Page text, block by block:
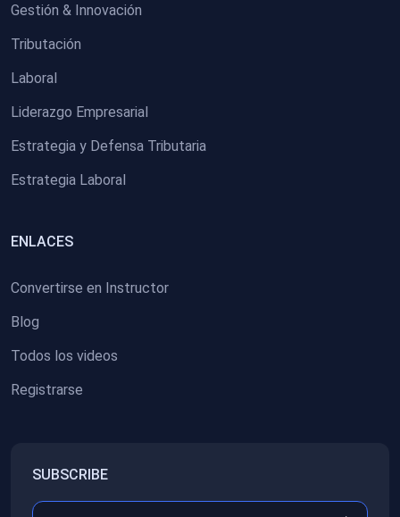
Gestión & Innovación
Tributación
Laboral
Liderazgo Empresarial
Estrategia y Defensa Tributaria
Estrategia Laboral
ENLACES
Convertirse en Instructor
Blog
Todos los videos
Registrarse
SUBSCRIBE